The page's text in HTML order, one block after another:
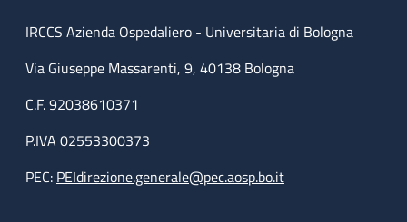
IRCCS Azienda Ospedaliero - Universitaria di Bologna
Via Giuseppe Massarenti, 9, 40138 Bologna
C.F. 92038610371
P.IVA 02553300373
PEC: PEIdirezione.generale@pec.aosp.bo.it